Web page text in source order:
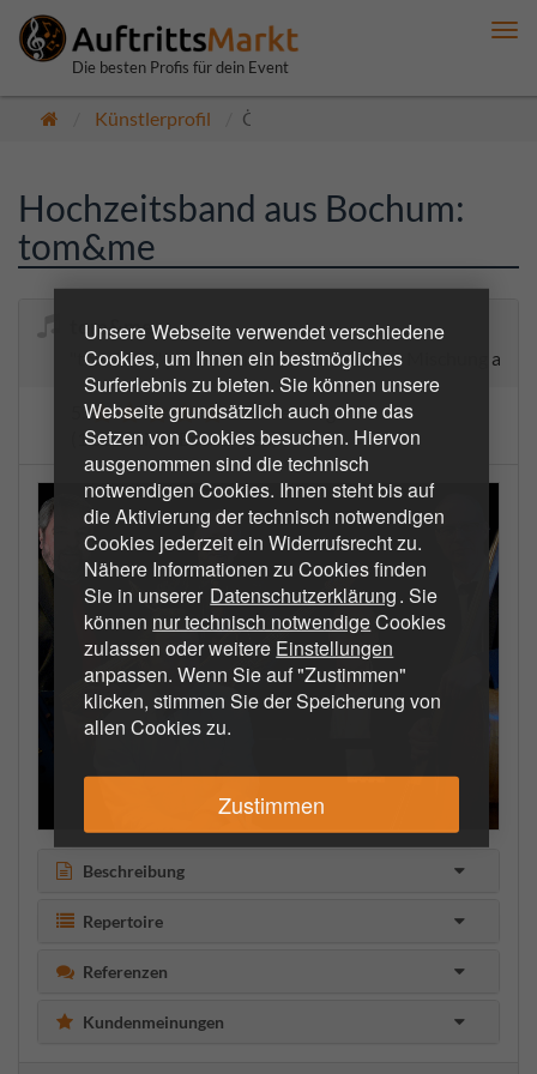
Unsere Webseite verwendet verschiedene
Cookies, um Ihnen ein bestmögliches
Surferlebnis zu bieten. Sie können unsere
Webseite grundsätzlich auch ohne das
Setzen von Cookies besuchen. Hiervon
ausgenommen sind die technisch
notwendigen Cookies. Ihnen steht bis auf
die Aktivierung der technisch notwendigen
Cookies jederzeit ein Widerrufsrecht zu.
Nähere Informationen zu Cookies finden
Sie in unserer Datenschutzerklärung. Sie
können nur technisch notwendigeCookies
zulassen oder weitere Einstellungen
anpassen. Wenn Sie auf "Zustimmen"
klicken, stimmen Sie der Speicherung von
allen Cookies zu.
Zustimmen
Die besten Profis für dein Event
Künstlerprofil Öffentlich
Hochzeitsband aus Bochum:
tom&me
tom&me
"tom & me" präsentiert eine interessante Mischung aus
5.0
1 Bewertungen
(1 bestätigte Buchungen)
Beschreibung
Repertoire
Referenzen
Kundenmeinungen